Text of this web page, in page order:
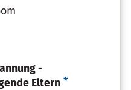
-
Eltern *